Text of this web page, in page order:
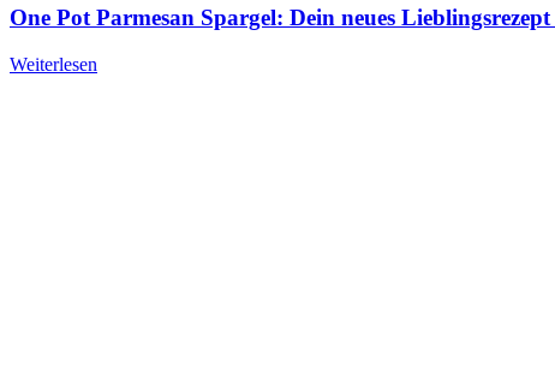
One Pot Parmesan Spargel: Dein neues
Weiterlesen